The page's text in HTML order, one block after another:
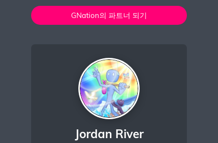
GNation의 파트너 되기
Jordan River